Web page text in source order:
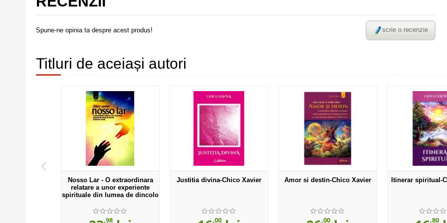
Spune-ne opinia ta despre acest produs! scrie o recenzie
Titluri de aceiași autori
‹
Nosso Lar - O extraordinara
relatare a unor experiente
spirituale din lumea de dincolo
,98
Justitia divina-Chico Xavier
,00
Amor si destin-Chico Xavier
,00
Itinerar spiritual-
,80